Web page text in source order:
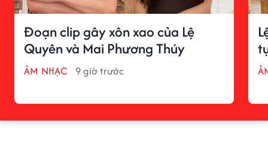
Đoạn clip gây xôn xao của Lệ
Quyên và Mai Phương Thúy
ÂM NHẠC 9 giờ trước